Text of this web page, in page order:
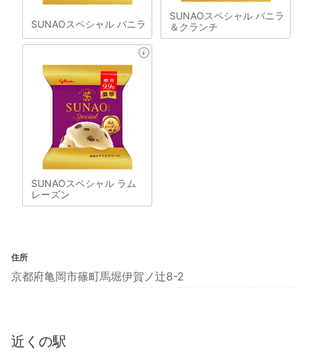
SUNAOスペシャル バニラ
SUNAOスペシャル バニラ
＆クランチ
SUNAOスペシャル ラム
レーズン
住所
京都府亀岡市篠町馬堀伊賀ノ辻8-2
近くの駅